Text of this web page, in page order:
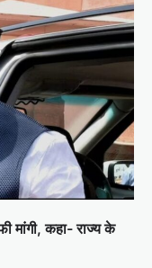
मांगी, कहा- राज्य के